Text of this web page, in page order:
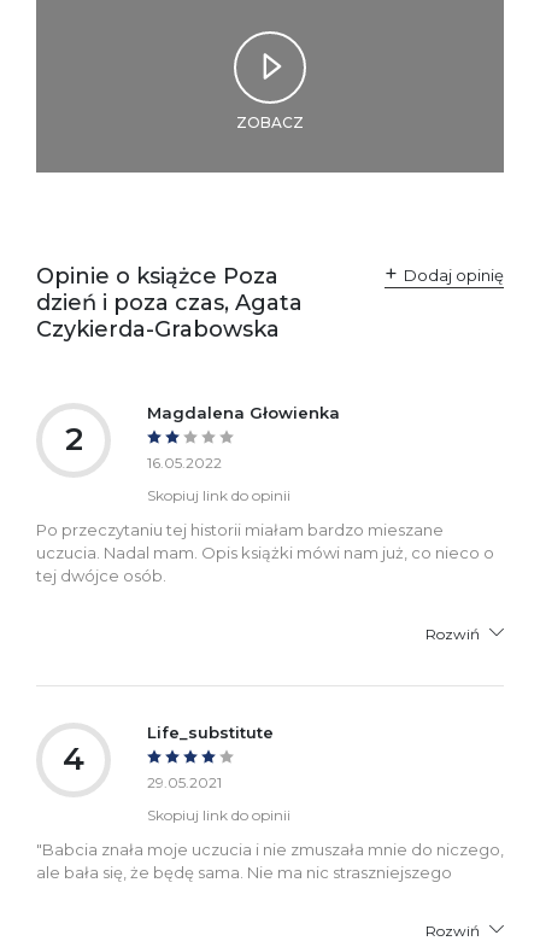
informacje dotyczące
bezpieczeństwa:
Załącznik PDF
ZOBACZ
Opinie o książce Poza
dzień i poza czas, Agata
Czykierda-Grabowska
Dodaj opinię
2
Magdalena Głowienka
16.05.2022
Skopiuj link do opinii
Po przeczytaniu tej historii miałam bardzo mieszane
uczucia. Nadal mam. Opis książki mówi nam już, co nieco o
tej dwójce osób.
Rozwiń
4
Life_substitute
29.05.2021
Skopiuj link do opinii
"Babcia znała moje uczucia i nie zmuszała mnie do niczego,
ale bała się, że będę sama. Nie ma nic straszniejszego
Rozwiń